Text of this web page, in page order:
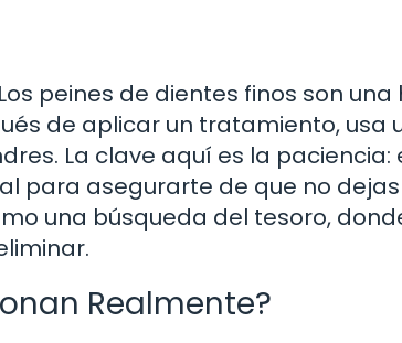
peines de dientes finos son
de aplicar un tratamiento, usa
La clave aquí es la paciencia:
para asegurarte de que no
una búsqueda del tesoro,
Realmente?